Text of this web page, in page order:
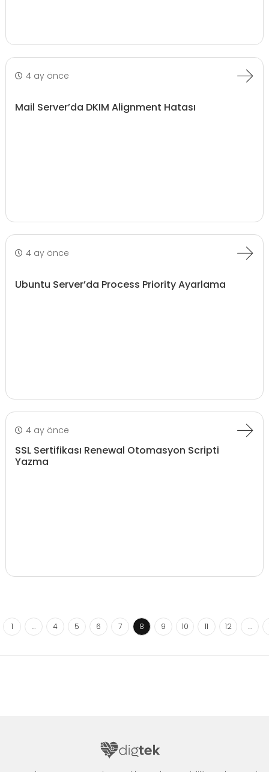
4 ay önce
Mail Server’da DKIM Alignment Hatası
4 ay önce
Ubuntu Server’da Process Priority Ayarlama
4 ay önce
SSL Sertifikası Renewal Otomasyon Scripti
Yazma
1 … 4 5 6 7 8 9 10 11 12 …